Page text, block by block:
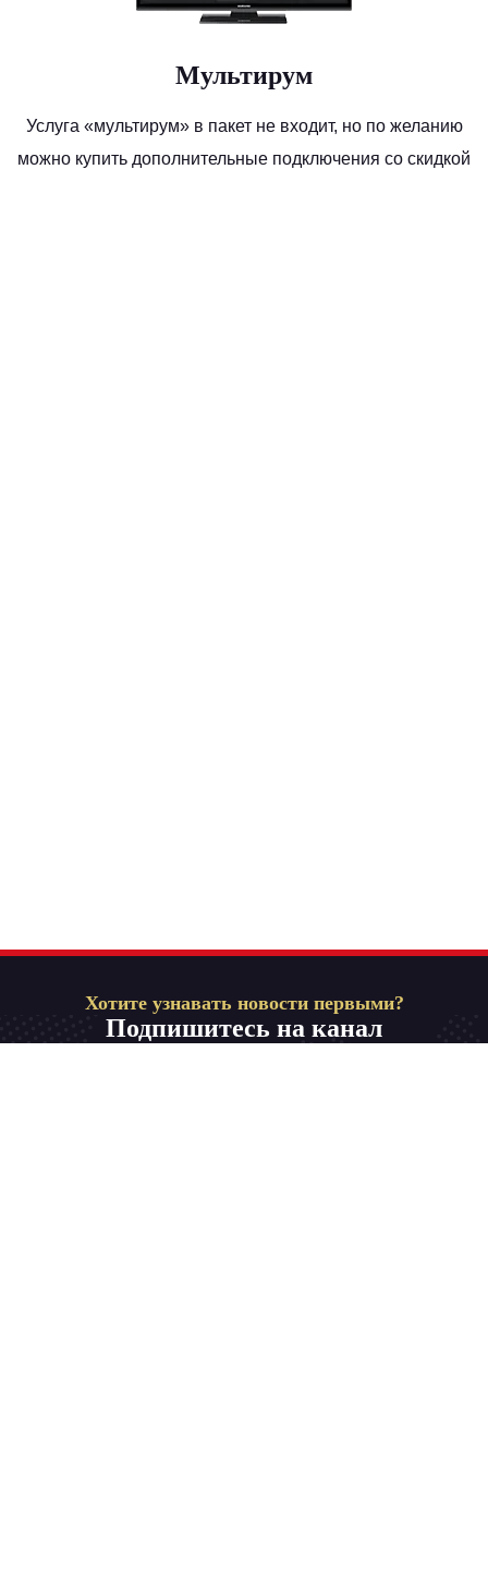
Мультирум
Услуга «мультирум» в пакет не входит, но по желанию
можно купить дополнительные подключения со скидкой
Хотите узнавать новости первыми?
Подпишитесь на канал